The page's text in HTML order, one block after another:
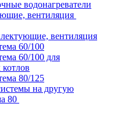
водонагреватели
вентиляция
вентиляция
60/100
60/100 для
80/125
на другую
80